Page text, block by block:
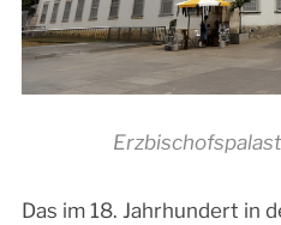
Das im 18. Jahrhundert in